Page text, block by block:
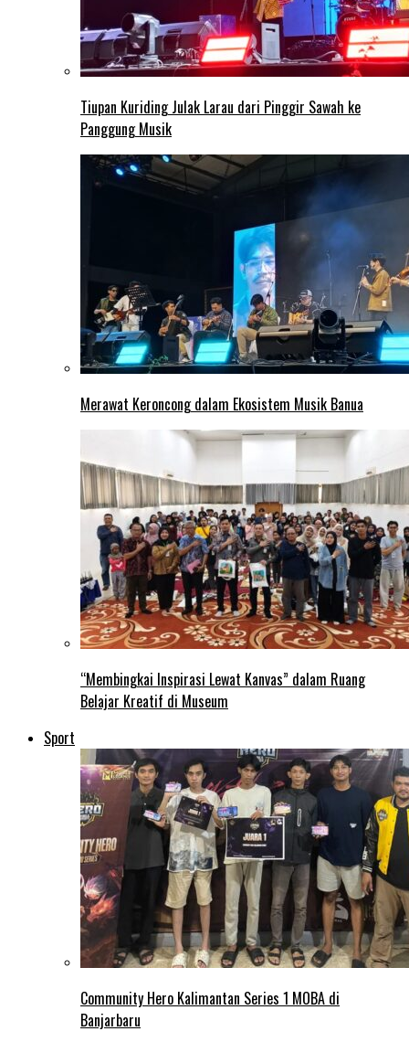
Tiupan Kuriding Julak Larau dari Pinggir Sawah ke
Panggung Musik
Merawat Keroncong dalam Ekosistem Musik Banua
“Membingkai Inspirasi Lewat Kanvas” dalam Ruang
Belajar Kreatif di Museum
Sport
Community Hero Kalimantan Series 1 MOBA di
Banjarbaru